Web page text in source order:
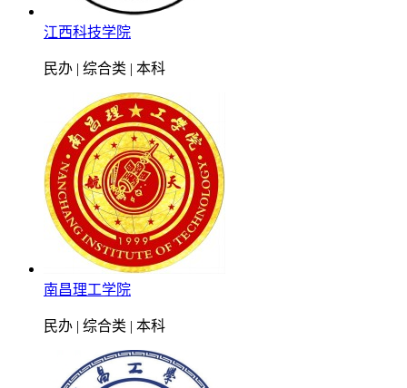
江西科技学院
民办 | 综合类 | 本科
南昌理工学院
民办 | 综合类 | 本科